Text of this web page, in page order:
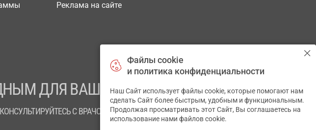
Реклама на сайте
ДЛЯ ВАШЕГО ЗДОРОВЬЯ
С ВРАЧОМ
Файлы cookie
и политика конфиденциальности
Наш Сайт использует файлы cookie, которые помогают нам
сделать Сайт более быстрым, удобным и функциональным.
Продолжая просматривать этот Сайт, Вы соглашаетесь на
использование нами файлов cookie.
✕